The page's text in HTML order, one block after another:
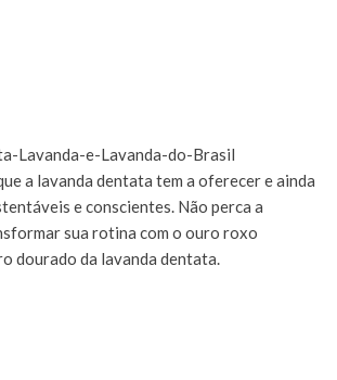
a lavanda dentata tem a oferecer e ainda
e conscientes. Não perca a
sua rotina com o ouro roxo
dourado da lavanda dentata.